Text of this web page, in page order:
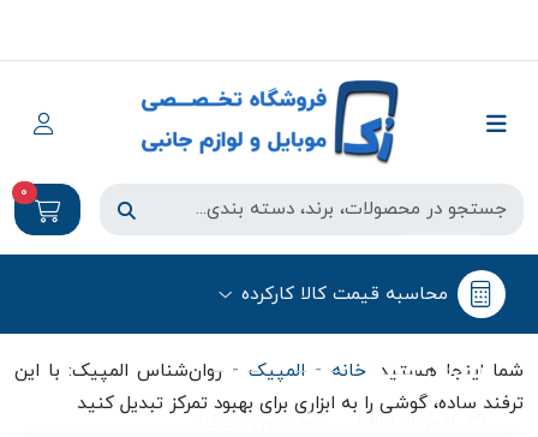
0
محاسبه قیمت کالا کارکرده
شما اینجا هستید: خانه-المپیک-روان‌شناس المپیک: با این
ترفند ساده، گوشی را به ابزاری برای بهبود تمرکز تبدیل کنید
روان‌شناس المپیک: با این ترفند ساده،
گوشی را به ابزاری برای بهبود تمرکز
تبدیل کنید
بدون دیدگاه